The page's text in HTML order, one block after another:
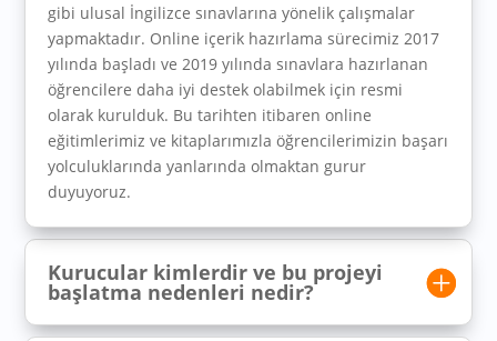
gibi ulusal İngilizce sınavlarına yönelik çalışmalar
yapmaktadır. Online içerik hazırlama sürecimiz 2017
yılında başladı ve 2019 yılında sınavlara hazırlanan
öğrencilere daha iyi destek olabilmek için resmi
olarak kurulduk. Bu tarihten itibaren online
eğitimlerimiz ve kitaplarımızla öğrencilerimizin başarı
yolculuklarında yanlarında olmaktan gurur
duyuyoruz.
Kurucular kimlerdir ve bu projeyi
başlatma nedenleri nedir?